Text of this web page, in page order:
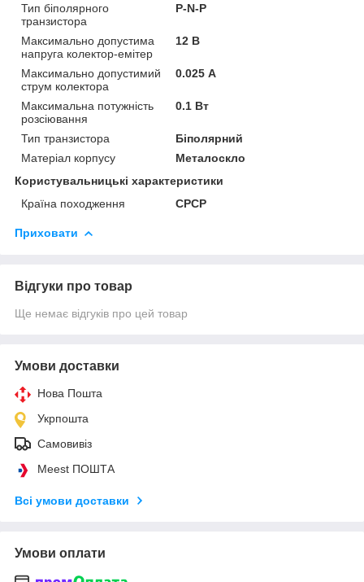
Тип біполярного
транзистора
P-N-P
Максимально допустима
напруга колектор-емітер
12 В
Максимально допустимий
струм колектора
0.025 А
Максимальна потужність
розсіювання
0.1 Вт
Тип транзистора
Біполярний
Матеріал корпусу
Металоскло
Користувальницькі характеристики
Країна походження
СРСР
Приховати
Відгуки про товар
Ще немає відгуків про цей товар
Умови доставки
Нова Пошта
Укрпошта
Самовивіз
Meest ПОШТА
Всі умови доставки
Умови оплати